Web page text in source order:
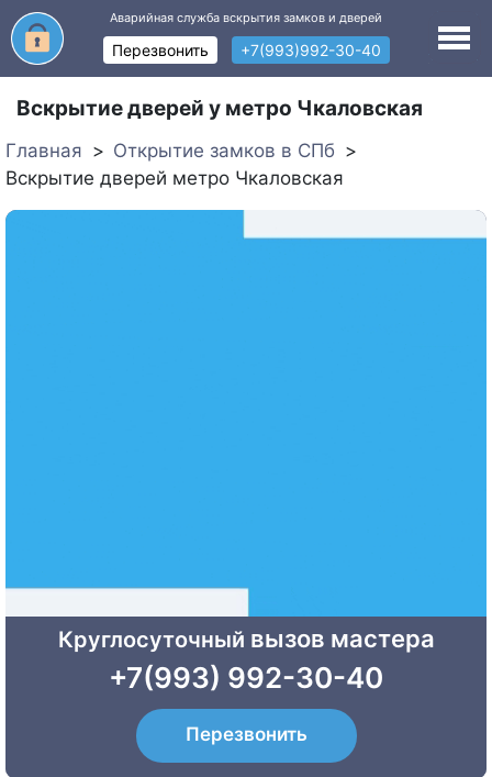
Аварийная служба вскрытия замков и дверей
Перезвонить +7(993)992-30-40
Вскрытие дверей у метро Чкаловская
Главная
Открытие замков в СПб
Вскрытие дверей метро Чкаловская
Круглосуточный вызов мастера
+7(993) 992-30-40
Перезвонить